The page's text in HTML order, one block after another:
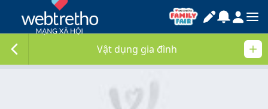
Vật dụng gia đình